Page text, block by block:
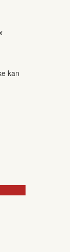
kan